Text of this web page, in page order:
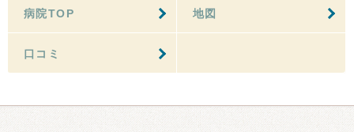
病院TOP 地図
口コミ